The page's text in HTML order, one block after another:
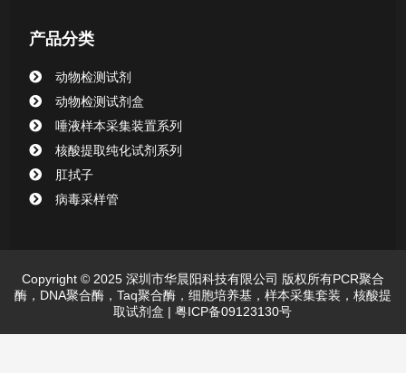
产品分类
动物检测试剂
动物检测试剂盒
唾液样本采集装置系列
核酸提取纯化试剂系列
肛拭子
病毒采样管
Copyright © 2025 深圳市华晨阳科技有限公司 版权所有PCR聚合
酶，DNA聚合酶，Taq聚合酶，细胞培养基，样本采集套装，核酸提
取试剂盒 | 粤ICP备09123130号